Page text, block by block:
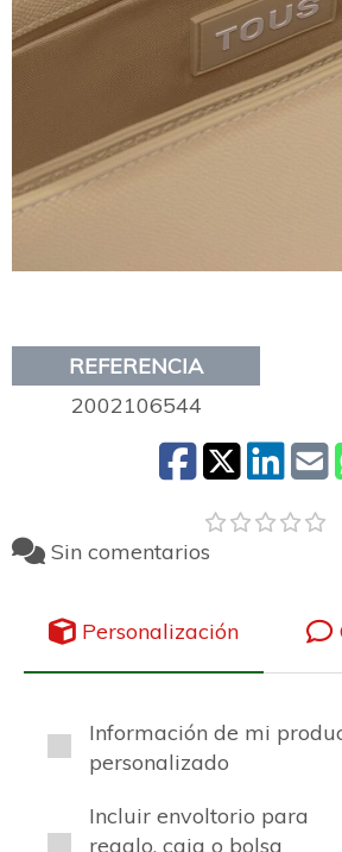
REFERENCIA
2002106544
Sin comentarios
Personalización
Información de mi
personalizado
Incluir envoltorio para
regalo, caja o bolsa